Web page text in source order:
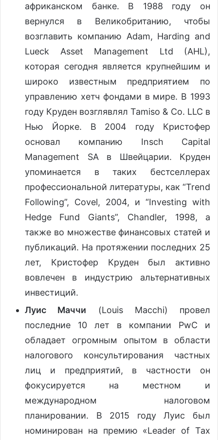
африканском банке. В 1988 году он
вернулся в Великобританию, чтобы
возглавить компанию Adam, Harding and
Lueck Asset Management Ltd (AHL),
которая сегодня является крупнейшим и
широко известным предприятием по
управлению хетч фондами в мире. В 1993
году Круден возглявлял Tamiso & Co. LLC в
Нью Йорке. В 2004 году Кристофер
основал компанию Insch Capital
Management SA в Швейцарии. Круден
упоминается в таких бестселлерах
профессиональной литературы, как “Trend
Following”, Covel, 2004, и “Investing with
Hedge Fund Giants”, Chandler, 1998, а
также во множестве финансовых статей и
публикаций. На протяжении последних 25
лет, Кристофер Круден был активно
вовлечен в индустрию альтернативных
инвестиций.
Луис Маччи (Louis Macchi) провел
последние 10 лет в компании PwC и
обладает огромным опытом в области
налогового консультирования частных
лиц и предприятий, в частности он
фокусируется на местном и
международном налоговом
планировании. В 2015 году Луис был
номинирован на премию «Leader of Tax